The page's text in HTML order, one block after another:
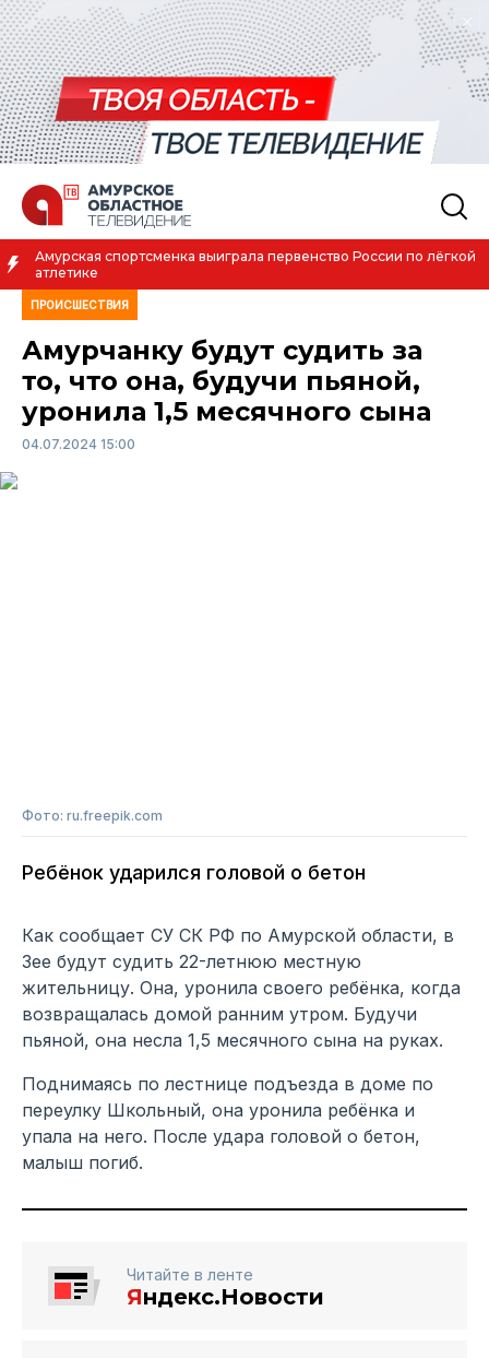
Амурская спортсменка выиграла первенство России по лёгкой
атлетике
ПРОИСШЕСТВИЯ
Амурчанку будут судить за
то, что она, будучи пьяной,
уронила 1,5 месячного сына
04.07.2024 15:00
Фото: ru.freepik.com
Ребёнок ударился головой о бетон
Как сообщает СУ СК РФ по Амурской области, в
Зее будут судить 22-летнюю местную
жительницу. Она, уронила своего ребёнка, когда
возвращалась домой ранним утром. Будучи
пьяной, она несла 1,5 месячного сына на руках.
Поднимаясь по лестнице подъезда в доме по
переулку Школьный, она уронила ребёнка и
упала на него. После удара головой о бетон,
малыш погиб.
Читайте в ленте
Яндекс.Новости